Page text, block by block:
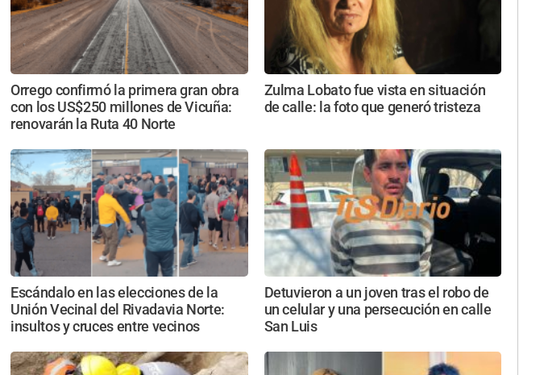
Orrego confirmó la primera gran obra
con los US$250 millones de Vicuña:
renovarán la Ruta 40 Norte
Zulma Lobato fue vista en situación
de calle: la foto que generó tristeza
Escándalo en las elecciones de la
Unión Vecinal del Rivadavia Norte:
insultos y cruces entre vecinos
Detuvieron a un joven tras el robo de
un celular y una persecución en calle
San Luis